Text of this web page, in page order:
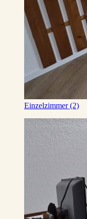
Einzelzimmer (2)